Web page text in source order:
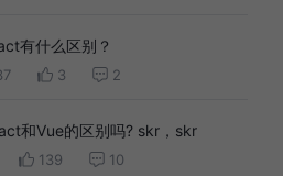
有什么区别？
3 2
和Vue的区别吗? skr，skr
139 10